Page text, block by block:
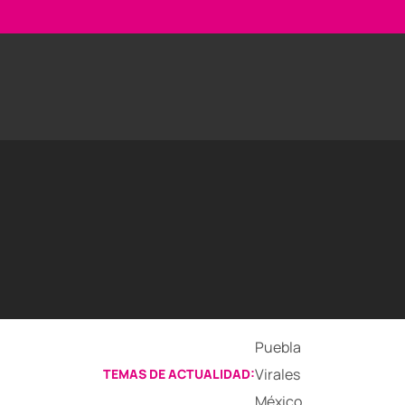
TEMAS DE ACTUALIDAD:
Puebla
Virales
México